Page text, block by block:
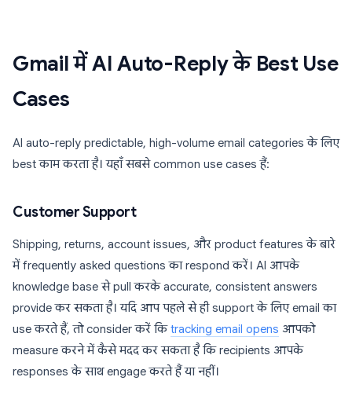
Gmail में AI Auto-Reply के Best Use
Cases
AI auto-reply predictable, high-volume email categories के लिए
best काम करता है। यहाँ सबसे common use cases हैं:
Customer Support
Shipping, returns, account issues, और product features के बारे
में frequently asked questions का respond करें। AI आपके
knowledge base से pull करके accurate, consistent answers
provide कर सकता है। यदि आप पहले से ही support के लिए email का
use करते हैं, तो consider करें किtracking email opens आपको
measure करने में कैसे मदद कर सकता है कि recipients आपके
responses के साथ engage करते हैं या नहीं।